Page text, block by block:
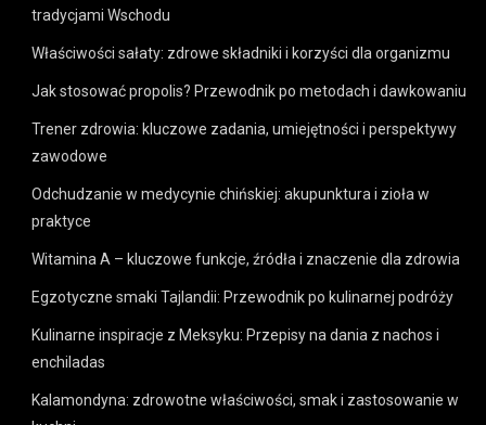
tradycjami Wschodu
Właściwości sałaty: zdrowe składniki i korzyści dla organizmu
Jak stosować propolis? Przewodnik po metodach i dawkowaniu
Trener zdrowia: kluczowe zadania, umiejętności i perspektywy
zawodowe
Odchudzanie w medycynie chińskiej: akupunktura i zioła w
praktyce
Witamina A – kluczowe funkcje, źródła i znaczenie dla zdrowia
Egzotyczne smaki Tajlandii: Przewodnik po kulinarnej podróży
Kulinarne inspiracje z Meksyku: Przepisy na dania z nachos i
enchiladas
Kalamondyna: zdrowotne właściwości, smak i zastosowanie w